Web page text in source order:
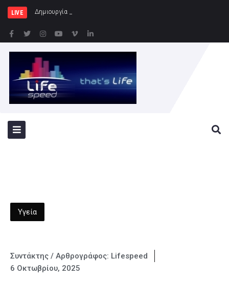
LIVE Δημιουργία Παρατηρητηρίου Έργων στ
Υγεία
Συντάκτης / Αρθρογράφος: Lifespeed
6 Οκτωβρίου, 2025